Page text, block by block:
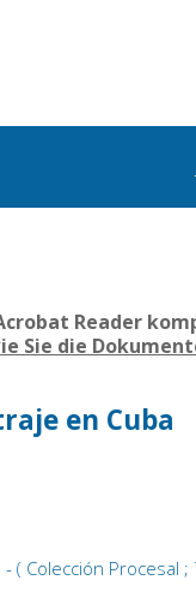
Reader
Sie die
en Cuba
( Colección Procesal ;